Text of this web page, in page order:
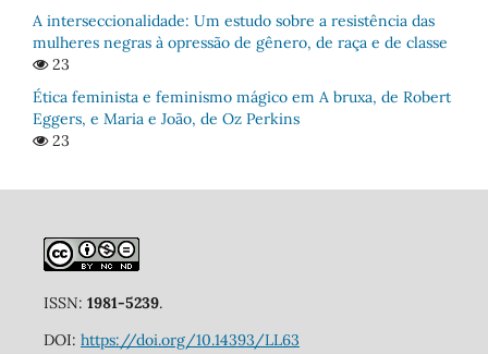
A interseccionalidade: Um estudo sobre a resistência das
mulheres negras à opressão de gênero, de raça e de classe
23
Ética feminista e feminismo mágico em A bruxa, de Robert
Eggers, e Maria e João, de Oz Perkins
23
ISSN: 1981-5239.
DOI: https://doi.org/10.14393/LL63